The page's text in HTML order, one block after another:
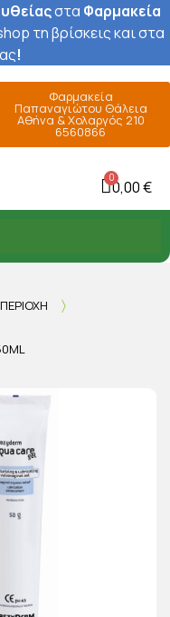
στα Φαρμακεία
τη βρίσκεις και στα
!
Φαρμακεία
Παπαναγιώτου Θάλεια
Αθήνα & Χολαργός 210
6560866
0,00 €